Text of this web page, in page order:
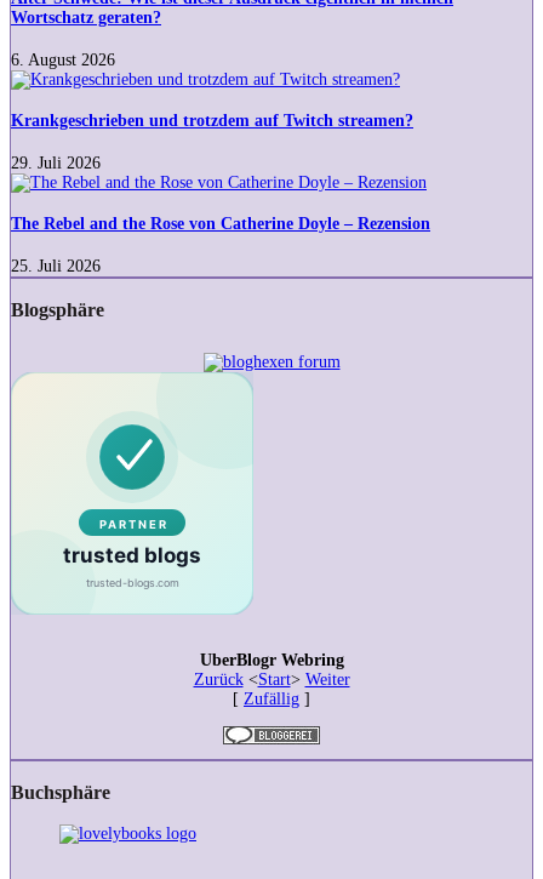
dieser
eigentlich
in
meinen
Wortschatz
geraten?
Wortschatz geraten?
6. August 2026
Krankgeschrieben
trotzdem
Twitch
streamen?
Krankgeschrieben und trotzdem auf Twitch streamen?
29. Juli 2026
The
and
Rose
von
Doyle
The Rebel and the Rose von Catherine Doyle – Rezension
25. Juli 2026
Blogsphäre
UberBlogr Webring
Zurück<Start> Weiter
[ Zufällig ]
Buchsphäre